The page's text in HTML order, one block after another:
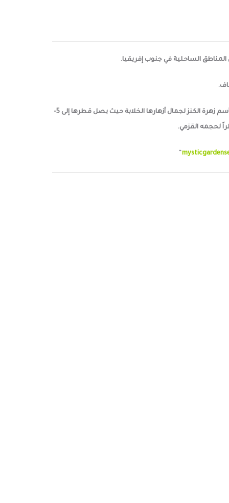
سمي هذا النبات چازانيا لتكريم ثيودوروس چازا Theodorus Gaza (1478-1398)، وهو أحد العلماء اليونان الكبار في عصر النهضة. تعرف أيضاً بأسم زهرة الكنز لجمال أزهارها الخلابة حيث يصل قطرها إلى 5-